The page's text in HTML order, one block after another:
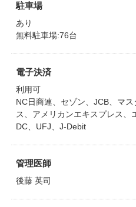
駐車場
あり
無料駐車場:76台
電子決済
利用可
NC日商連、セゾン、JCB、マ
ス、アメリカンエキスプレス、
DC、UFJ、J-Debit
管理医師
後藤 英司